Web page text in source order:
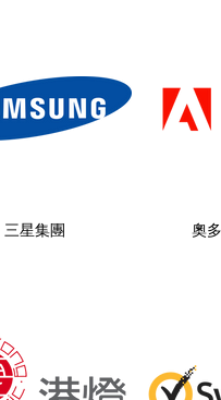
三星集團 奧